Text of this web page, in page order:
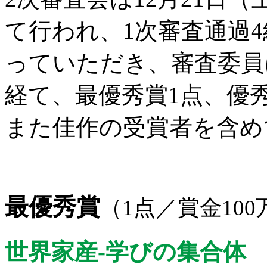
て行われ、1次審査通過
っていただき、審査委
経て、最優秀賞1点、優
また佳作の受賞者を含
最優秀賞 （1点／賞金100
世界家産-学びの集合体